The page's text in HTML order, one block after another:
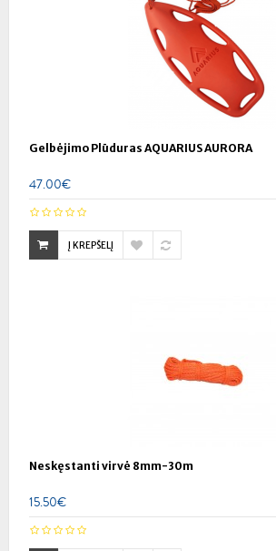
Gelbėjimo Plūduras AQUARIUS AURORA
47.00€
Į KREPŠELĮ
Neskęstanti virvė 8mm-30m
15.50€